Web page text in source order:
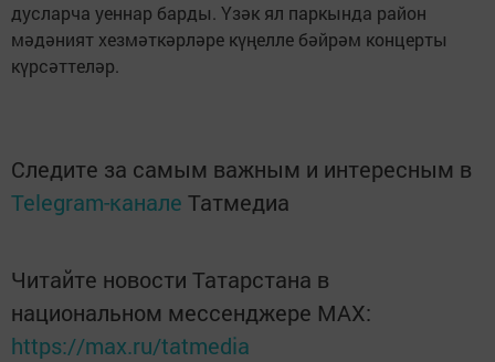
дусларча уеннар барды. Үзәк ял паркында район
мәдәният хезмәткәрләре күңелле бәйрәм концерты
күрсәттеләр.
Следите за самым важным и интересным в
Telegram-канале Татмедиа
Читайте новости Татарстана в
национальном мессенджере MАХ:
https://max.ru/tatmedia